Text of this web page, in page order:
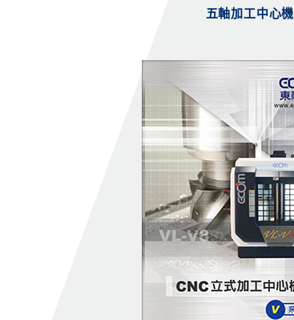
五軸加工中心機